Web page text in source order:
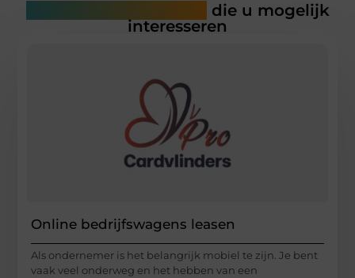
die u mogelijk
interesseren
Online bedrijfswagens leasen
Als ondernemer is het belangrijk mobiel te zijn. Je bent
vaak veel onderweg en het hebben van een